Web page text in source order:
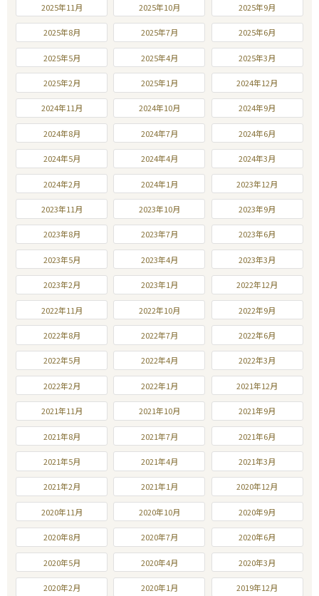
2025年11月 2025年10月 2025年9月
2025年8月 2025年7月 2025年6月
2025年5月 2025年4月 2025年3月
2025年2月 2025年1月 2024年12月
2024年11月 2024年10月 2024年9月
2024年8月 2024年7月 2024年6月
2024年5月 2024年4月 2024年3月
2024年2月 2024年1月 2023年12月
2023年11月 2023年10月 2023年9月
2023年8月 2023年7月 2023年6月
2023年5月 2023年4月 2023年3月
2023年2月 2023年1月 2022年12月
2022年11月 2022年10月 2022年9月
2022年8月 2022年7月 2022年6月
2022年5月 2022年4月 2022年3月
2022年2月 2022年1月 2021年12月
2021年11月 2021年10月 2021年9月
2021年8月 2021年7月 2021年6月
2021年5月 2021年4月 2021年3月
2021年2月 2021年1月 2020年12月
2020年11月 2020年10月 2020年9月
2020年8月 2020年7月 2020年6月
2020年5月 2020年4月 2020年3月
2020年2月 2020年1月 2019年12月